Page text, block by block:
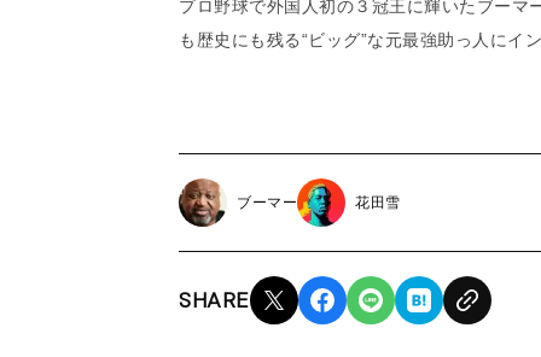
プロ野球で外国人初の３冠王に輝いたブー
も歴史にも残る“ビッグ”な元最強助っ人にイ
ブーマー 花田雪
SHARE